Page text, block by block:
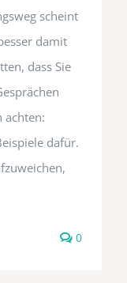
scheint
damit
dass Sie
achten:
dafür.
0